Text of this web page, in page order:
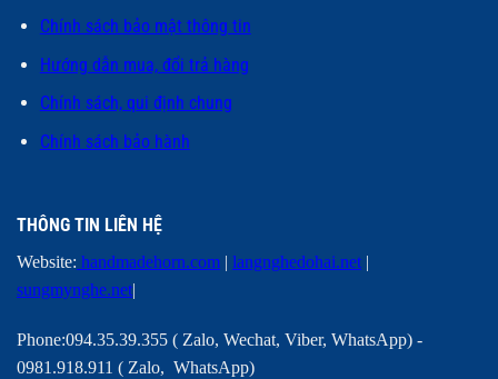
Chính sách bảo mật thông tin
Hướng dẫn mua, đổi trả hàng
Chính sách, qui định chung
Chính sách bảo hành
THÔNG TIN LIÊN HỆ
Website: handmadehorn.com | langnghedohai.net |
sungmynghe.net|
Phone:094.35.39.355 ( Zalo, Wechat, Viber, WhatsApp) -
0981.918.911 ( Zalo, WhatsApp)